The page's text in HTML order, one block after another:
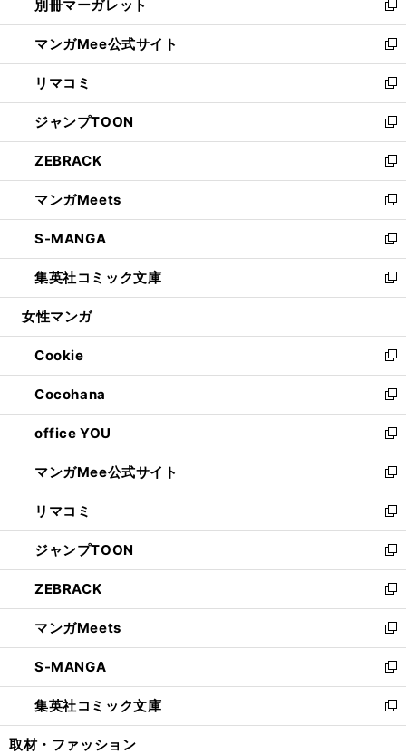
く
で
開
く
ィ
ン
ド
ウ
で
開
く
い
ウ
ィ
ン
ド
ウ
で
開
く
別冊マーガレット
新
し
い
ウ
ィ
ン
ド
ウ
で
開
く
マンガMee公式サイト
新
し
い
ウ
ィ
ン
ド
ウ
で
開
く
リマコミ
新
し
い
ウ
ィ
ン
ド
ウ
で
開
く
ジャンプTOON
新
し
い
ウ
ィ
ン
ド
ウ
で
開
ZEBRACK
新
し
い
ウ
ィ
ン
ド
ウ
開
く
マンガMeets
新
し
い
ウ
ィ
ン
ウ
で
開
く
S-MANGA
新
し
い
ウ
ン
ド
ウ
で
開
く
集英社コミック文庫
新
し
ウ
ィ
ン
ド
ウ
で
開
く
女性マンガ
Cookie
新
し
い
ウ
ィ
ン
ド
ウ
で
開
く
Cocohana
新
し
い
ウ
ィ
ン
ド
ウ
で
開
く
office YOU
新
し
い
ウ
ィ
ン
ド
ウ
で
開
く
マンガMee公式サイト
新
し
い
ウ
ィ
ン
ド
ウ
で
開
く
リマコミ
新
し
い
ウ
ィ
ン
ド
ウ
で
開
く
ジャンプTOON
新
し
い
ウ
ィ
ン
ド
ウ
で
開
ZEBRACK
新
し
い
ウ
ィ
ン
ド
ウ
マンガMeets
新
し
い
ウ
ィ
ン
S-MANGA
新
し
い
ウ
集英社コミック文庫
新
し
取材・ファッション